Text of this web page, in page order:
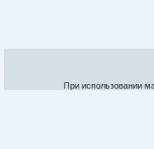
При использовании